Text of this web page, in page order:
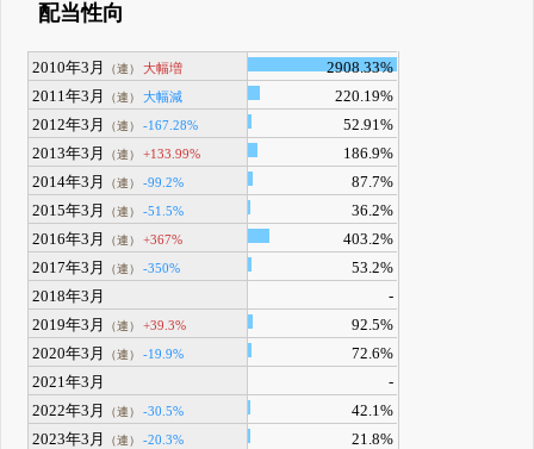
配当性向
2010年3月 （連） 大幅増
2908.33%
2011年3月
（連） 大幅減
220.19%
2012年3月
（連） -167.28%
52.91%
2013年3月
（連） +133.99%
186.9%
2014年3月
（連） -99.2%
87.7%
2015年3月
（連） -51.5%
36.2%
2016年3月
（連） +367%
403.2%
2017年3月
（連） -350%
53.2%
2018年3月
-
2019年3月
（連） +39.3%
92.5%
2020年3月
（連） -19.9%
72.6%
2021年3月
-
2022年3月
（連） -30.5%
42.1%
2023年3月
（連） -20.3%
21.8%